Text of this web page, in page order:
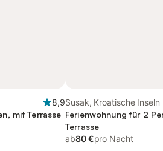
8,9
mit Terrasse
Susak, Kroatische Inseln
Ferienwohnung für 2
Terrasse
ab80 €pro Nacht